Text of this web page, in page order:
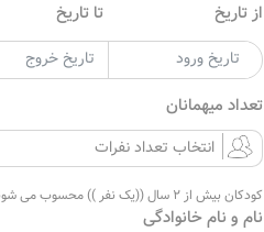
از تاریخ تا تاریخ
تعداد میهمانان
کودکان بیش از 2 سال ((یک نفر )) محسوب می شوند
نام و نام خانوادگی